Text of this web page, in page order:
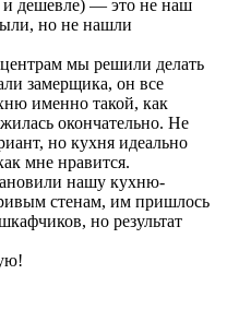
и дешевле) — это не наш
но не нашли
мы решили делать
замерщика, он все
именно такой, как
окончательно. Не
но кухня идеально
мне нравится.
нашу кухню-
стенам, им пришлось
но результат